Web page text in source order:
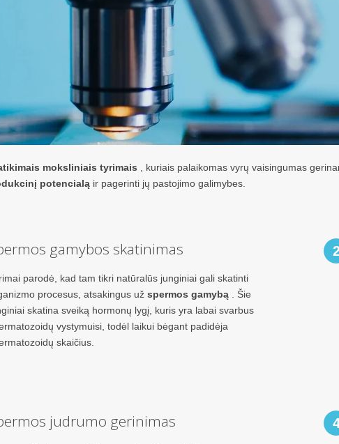
moksliniais tyrimais , kuriais palaikomas vyrų vaisingumas
potencialą ir pagerinti jų pastojimo galimybes.
gamybos skatinimas
parodė, kad tam tikri natūralūs junginiai gali skatinti
procesus, atsakingus už spermos gamybą. Šie
skatina sveiką hormonų lygį, kuris yra labai svarbus
vystymuisi, todėl laikui bėgant padidėja
skaičius.
judrumo gerinimas